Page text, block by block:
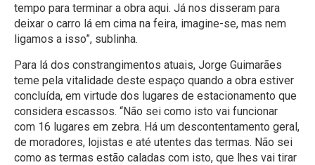
tempo para terminar a obra aqui. Já nos disseram para
deixar o carro lá em cima na feira, imagine-se, mas nem
ligamos a isso”, sublinha.
Para lá dos constrangimentos atuais, Jorge Guimarães
teme pela vitalidade deste espaço quando a obra estiver
concluída, em virtude dos lugares de estacionamento que
considera escassos. “Não sei como isto vai funcionar
com 16 lugares em zebra. Há um descontentamento geral,
de moradores, lojistas e até utentes das termas. Não sei
como as termas estão caladas com isto, que lhes vai tirar